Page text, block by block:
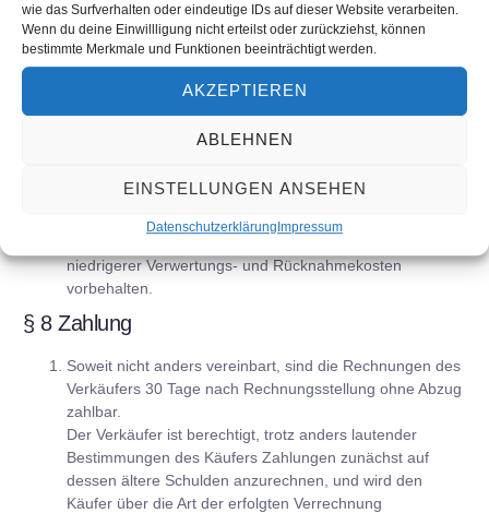
wie das Surfverhalten oder eindeutige IDs auf dieser Website verarbeiten.
Wenn du deine Einwillligung nicht erteilst oder zurückziehst, können
bestimmte Merkmale und Funktionen beeinträchtigt werden.
AKZEPTIEREN
ABLEHNEN
EINSTELLUNGEN ANSEHEN
DatenschutzerklärungImpressum
Wird Vorbehaltware an den Verkäufer herausgegeben
oder von diesem herausverlangt, so kann der Verkäufer
nach schriftlicher Ankündigung mit angemessener Frist
von mindestens vier Wochen die Ware unter Anrechnung
Verrechnung zu markt- oder Ankaufswerten abzgl.
Kosten der Rücknahme und Verwertung trägt der Kunde;
Verwertungskosten betragen ohne Nachweis 10 % des
niedrigerer Verwertungs- und Rücknahmekosten
vorbehalten.
§ 8 Zahlung
Soweit nicht anders vereinbart, sind die Rechnungen des
Verkäufers 30 Tage nach Rechnungsstellung ohne Abzug
zahlbar.
Der Verkäufer ist berechtigt, trotz anders lautender
Bestimmungen des Käufers Zahlungen zunächst auf
dessen ältere Schulden anzurechnen, und wird den
Käufer über die Art der erfolgten Verrechnung